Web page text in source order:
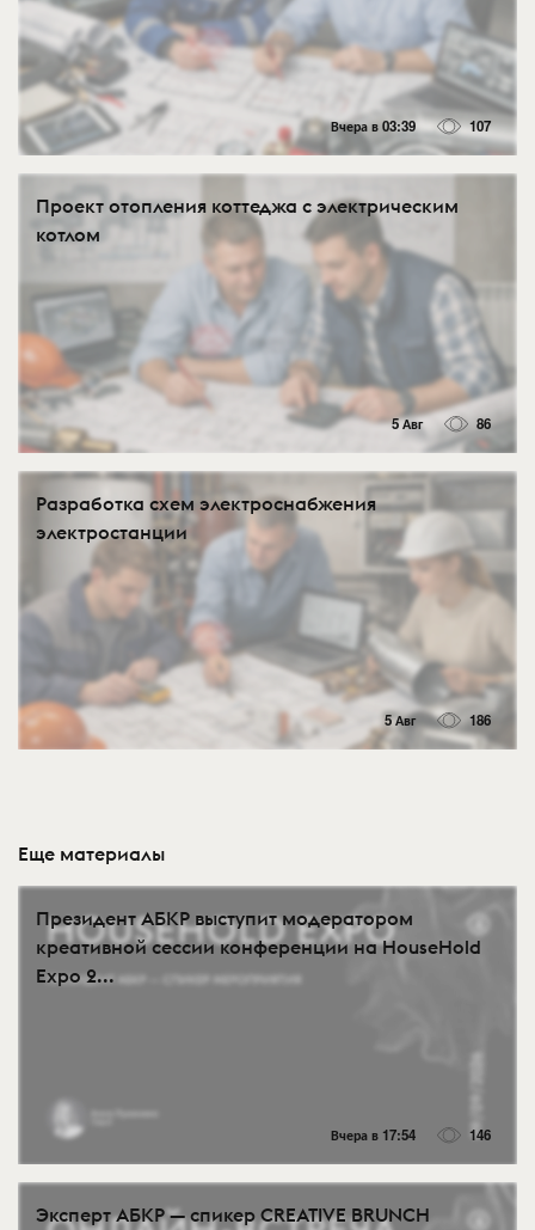
Вчера в 03:39 107
Проект отопления коттеджа с электрическим
котлом
5 Авг 86
Разработка схем электроснабжения
электростанции
5 Авг 186
Еще материалы
Президент АБКР выступит модератором
креативной сессии конференции на HouseHold
Expo 2...
Вчера в 17:54 146
Эксперт АБКР — спикер CREATIVE BRUNCH